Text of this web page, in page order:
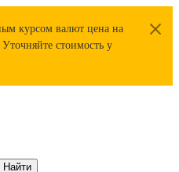
курсом валют цена на
стоимость у